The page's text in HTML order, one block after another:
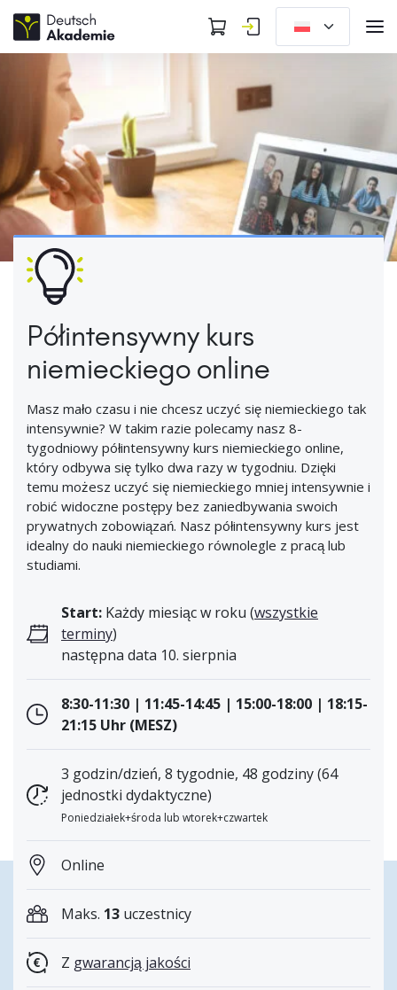
Półintensywny kurs
niemieckiego online
Masz mało czasu i nie chcesz uczyć się niemieckiego tak
intensywnie? W takim razie polecamy nasz 8-
tygodniowy półintensywny kurs niemieckiego online,
który odbywa się tylko dwa razy w tygodniu. Dzięki
temu możesz uczyć się niemieckiego mniej intensywnie i
robić widoczne postępy bez zaniedbywania swoich
prywatnych zobowiązań. Nasz półintensywny kurs jest
idealny do nauki niemieckiego równolegle z pracą lub
studiami.
Start: Każdy miesiąc w roku (wszystkie
terminy)
następna data 10. sierpnia
8:30-11:30 | 11:45-14:45 | 15:00-18:00 | 18:15-
21:15 Uhr (MESZ)
3 godzin/dzień, 8 tygodnie, 48 godziny (64
jednostki dydaktyczne)
Poniedziałek+środa lub wtorek+czwartek
Online
Maks. 13 uczestnicy
Z gwarancją jakości